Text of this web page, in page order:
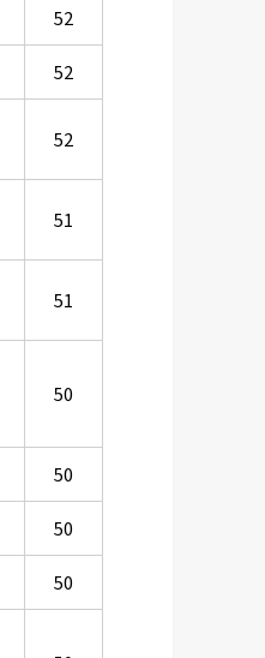
52
52
52
51
51
50
50
50
50